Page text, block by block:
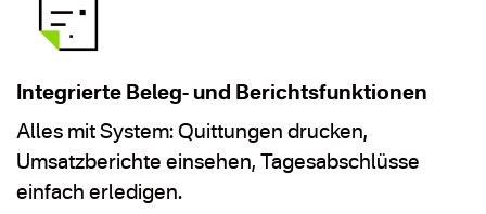
Integrierte Beleg- und Berichtsfunktionen
Alles mit System: Quittungen drucken,
Umsatzberichte einsehen, Tagesabschlüsse
einfach erledigen.